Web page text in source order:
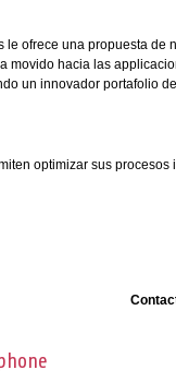
le ofrece una propuesta
movido hacia las
un innovador portafolio
optimizar sus